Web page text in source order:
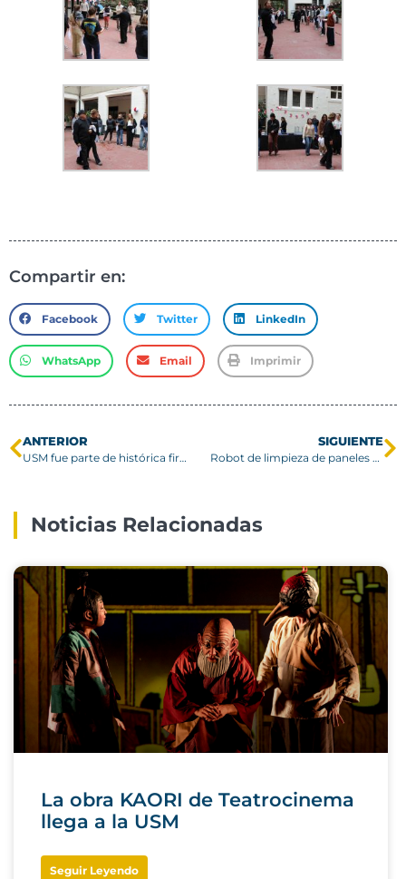
Compartir en:
Facebook Twitter LinkedIn
WhatsApp Email Imprimir
ANTERIOR
USM fue parte de histórica firma de acuerdo que incorpora a Chile como miembro asociado del CERN
SIGUIENTE
Robot de limpieza de paneles solares es seleccionado por Startup Ciencia 2025
Noticias Relacionadas
La obra KAORI de Teatrocinema
llega a la USM
Seguir Leyendo